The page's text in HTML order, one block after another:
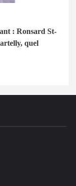
: Ronsard St-
quel